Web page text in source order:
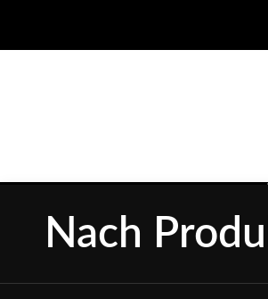
Indat GmbH
Know-how seit 1986!